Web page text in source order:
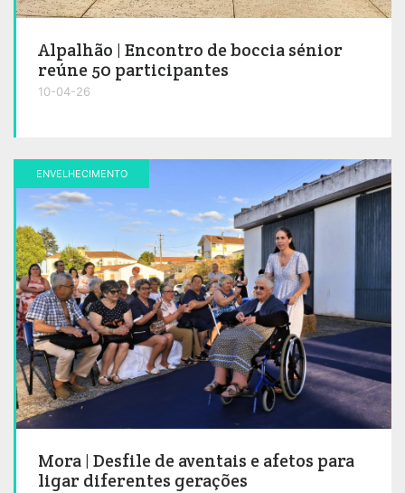
Alpalhão | Encontro de boccia sénior
reúne 50 participantes
10-04-26
ENVELHECIMENTO
Mora | Desfile de aventais e afetos para
ligar diferentes gerações